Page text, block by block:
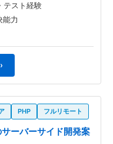
テスト経験
能力
PHP フルリモート
ーバーサイド開発案